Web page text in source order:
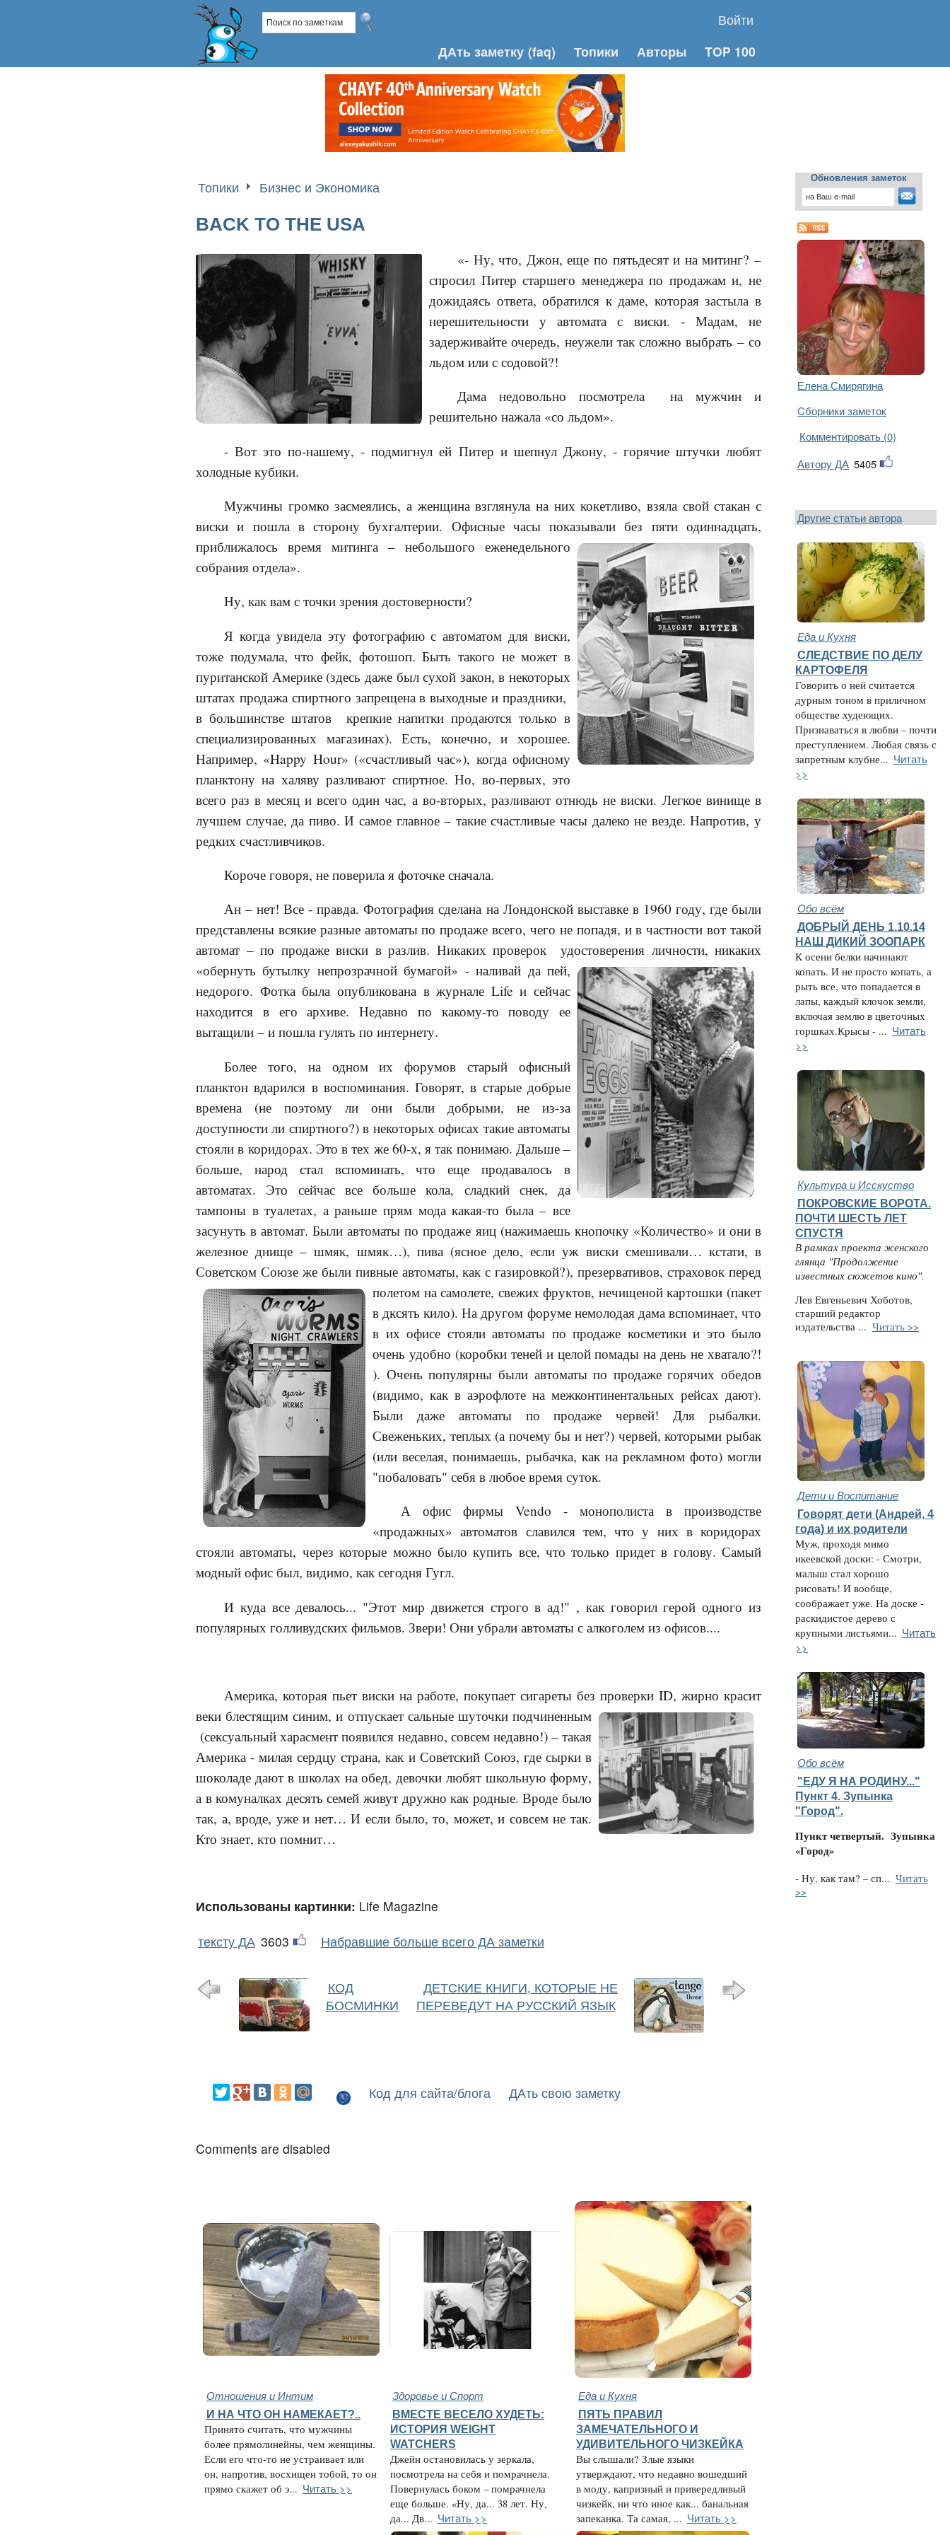
Войти
ДАть заметку (faq) Топики Авторы TOP 100
Топики Бизнес и Экономика
BACK TO THE USA
«- Ну, что, Джон, еще по пятьдесят и на митинг? –
спросил Питер старшего менеджера по продажам и, не
дожидаясь ответа, обратился к даме, которая застыла в
нерешительности у автомата с виски. - Мадам, не
задерживайте очередь, неужели так сложно выбрать – со
льдом или с содовой?!
Дама недовольно посмотрела на мужчин и
решительно нажала «со льдом».
- Вот это по-нашему, - подмигнул ей Питер и шепнул Джону, - горячие штучки любят
холодные кубики.
Мужчины громко засмеялись, а женщина взглянула на них кокетливо, взяла свой стакан с
виски и пошла в сторону бухгалтерии. Офисные часы показывали без пяти одиннадцать,
приближалось время митинга – небольшого еженедельного
собрания отдела».
Ну, как вам с точки зрения достоверности?
Я когда увидела эту фотографию с автоматом для виски,
тоже подумала, что фейк, фотошоп. Быть такого не может в
пуританской Америке (здесь даже был сухой закон, в некоторых
штатах продажа спиртного запрещена в выходные и праздники,
в большинстве штатов крепкие напитки продаются только в
специализированных магазинах). Есть, конечно, и хорошее.
Например, «Happy Hour» («счастливый час»), когда офисному
планктону на халяву разливают спиртное. Но, во-первых, это
всего раз в месяц и всего один час, а во-вторых, разливают отнюдь не виски. Легкое винище в
лучшем случае, да пиво. И самое главное – такие счастливые часы далеко не везде. Напротив, у
редких счастливчиков.
Короче говоря, не поверила я фоточке сначала.
Ан – нет! Все - правда. Фотография сделана на Лондонской выставке в 1960 году, где были
представлены всякие разные автоматы по продаже всего, чего не попадя, и в частности вот такой
автомат – по продаже виски в разлив. Никаких проверок удостоверения личности, никаких
«обернуть бутылку непрозрачной бумагой» - наливай да пей,
недорого. Фотка была опубликована в журнале Life и сейчас
находится в его архиве. Недавно по какому-то поводу ее
вытащили – и пошла гулять по интернету.
Более того, на одном их форумов старый офисный
планктон вдарился в воспоминания. Говорят, в старые добрые
времена (не поэтому ли они были добрыми, не из-за
доступности ли спиртного?) в некоторых офисах такие автоматы
стояли в коридорах. Это в тех же 60-х, я так понимаю. Дальше –
больше, народ стал вспоминать, что еще продавалось в
автоматах. Это сейчас все больше кола, сладкий снек, да
тампоны в туалетах, а раньше прям мода какая-то была – все
засунуть в автомат. Были автоматы по продаже яиц (нажимаешь кнопочку «Количество» и они в
железное днище – шмяк, шмяк…), пива (ясное дело, если уж виски смешивали… кстати, в
Советском Союзе же были пивные автоматы, как с газировкой?), презервативов, страховок перед
полетом на самолете, свежих фруктов, нечищеной картошки (пакет
в дксять кило). На другом форуме немолодая дама вспоминает, что
в их офисе стояли автоматы по продаже косметики и это было
очень удобно (коробки теней и целой помады на день не хватало?!
). Очень популярны были автоматы по продаже горячих обедов
(видимо, как в аэрофлоте на межконтинентальных рейсах дают).
Были даже автоматы по продаже червей! Для рыбалки.
Свеженьких, теплых (а почему бы и нет?) червей, которыми рыбак
(или веселая, понимаешь, рыбачка, как на рекламном фото) могли
"побаловать" себя в любое время суток.
А офис фирмы Vendo - монополиста в производстве
«продажных» автоматов славился тем, что у них в коридорах
стояли автоматы, через которые можно было купить все, что только придет в голову. Самый
модный офис был, видимо, как сегодня Гугл.
И куда все девалось... "Этот мир движется строго в ад!" , как говорил герой одного из
популярных голливудских фильмов. Звери! Они убрали автоматы с алкоголем из офисов....
Америка, которая пьет виски на работе, покупает сигареты без проверки ID, жирно красит
веки блестящим синим, и отпускает сальные шуточки подчиненным
(сексуальный харасмент появился недавно, совсем недавно!) – такая
Америка - милая сердцу страна, как и Советский Союз, где сырки в
шоколаде дают в школах на обед, девочки любят школьную форму,
а в комуналках десять семей живут дружно как родные. Вроде было
так, а, вроде, уже и нет… И если было, то, может, и совсем не так.
Кто знает, кто помнит…
Использованы картинки: Life Magazine
тексту ДА 3603 Набравшие больше всего ДА заметки
КОД
БОСМИНКИ
ДЕТСКИЕ КНИГИ, КОТОРЫЕ НЕ
ПЕРЕВЕДУТ НА РУССКИЙ ЯЗЫК
Код для сайта/блога ДАть свою заметку
Comments are disabled
Отношения и Интим Здоровье и Спорт Еда и Кухня
И НА ЧТО ОН НАМЕКАЕТ?..
Принято считать, что мужчины
более прямолинейны, чем женщины.
Если его что-то не устраивает или
он, напротив, восхищен тобой, то он
прямо скажет об э... Читать >>
ВМЕСТЕ ВЕСЕЛО ХУДЕТЬ:
ИСТОРИЯ WEIGHT
WATCHERS
Джейн остановилась у зеркала,
посмотрела на себя и помрачнела.
Повернулась боком – помрачнела
еще больше. «Ну, да... 38 лет. Ну,
да... Дв... Читать >>
ПЯТЬ ПРАВИЛ
ЗАМЕЧАТЕЛЬНОГО И
УДИВИТЕЛЬНОГО ЧИЗКЕЙКА
Вы слышали? Злые языки
утверждают, что недавно вошедший
в моду, капризный и привередливый
чизкейк, ни что иное как... банальная
запеканка. Та самая, ... Читать >>
Обновления заметок
Елена Смирягина
Cборники заметок
Комментировать (0)
Автору ДА 5405
Другие статьи автора
Еда и Кухня
СЛЕДСТВИЕ ПО ДЕЛУ
КАРТОФЕЛЯ
Говорить о ней считается
дурным тоном в приличном
обществе худеющих.
Признаваться в любви – почти
преступлением. Любая связь с
запретным клубне... Читать
>>
Обо всём
ДОБРЫЙ ДЕНЬ 1.10.14
НАШ ДИКИЙ ЗООПАРК
К осени белки начинают
копать. И не просто копать, а
рыть все, что попадается в
лапы, каждый клочок земли,
включая землю в цветочных
горшках.Крысы - ... Читать
>>
Культура и Исскуство
ПОКРОВСКИЕ ВОРОТА.
ПОЧТИ ШЕСТЬ ЛЕТ
СПУСТЯ
В рамках проекта женского
глянца "Продолжение
известных сюжетов кино".
Лев Евгеньевич Хоботов,
старший редактор
издательства ... Читать >>
Дети и Воспитание
Говорят дети (Андрей, 4
года) и их родители
Муж, проходя мимо
икеевской доски: - Смотри,
малыш стал хорошо
рисовать! И вообще,
соображает уже. На доске -
раскидистое дерево с
крупными листьями... Читать
>>
Обо всём
"ЕДУ Я НА РОДИНУ..."
Пункт 4. Зупынка
"Город".
Пункт четвертый. Зупынка
«Город»
- Ну, как там? – сп... Читать
>>